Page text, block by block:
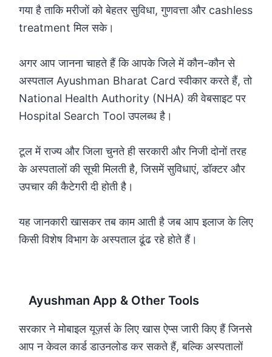
गया है ताकि मरीजों को बेहतर सुविधा, गुणवत्ता और cashless
treatment मिल सके।
अगर आप जानना चाहते हैं कि आपके जिले में कौन-कौन से
अस्पताल Ayushman Bharat Card स्वीकार करते हैं, तो
National Health Authority (NHA) की वेबसाइट पर
Hospital Search Tool उपलब्ध है।
टूल में राज्य और जिला चुनते ही सरकारी और निजी दोनों तरह
के अस्पतालों की सूची मिलती है, जिसमें सुविधाएं, डॉक्टर और
उपचार की कैटेगरी दी होती है।
यह जानकारी खासकर तब काम आती है जब आप इलाज के लिए
किसी विशेष विभाग के अस्पताल ढूंढ रहे होते हैं।
Ayushman App & Other Tools
सरकार ने मोबाइल यूज़र्स के लिए खास ऐप्स जारी किए हैं जिनसे
आप न केवल कार्ड डाउनलोड कर सकते हैं, बल्कि अस्पतालों